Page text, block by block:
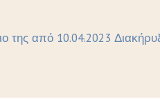
από 10.04.2023